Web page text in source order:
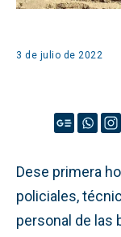
3 de julio de 2022
Dese primera
policiales,
personal de las